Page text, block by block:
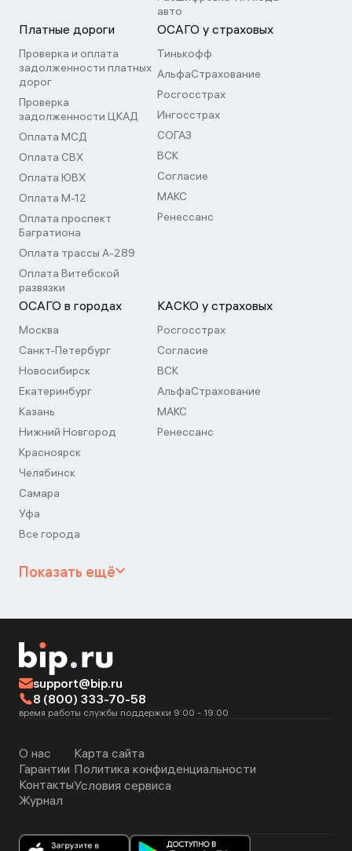
авто
Платные дороги
Проверка и оплата
задолженности платных
дорог
Проверка
задолженности ЦКАД
Оплата МСД
Оплата СВХ
Оплата ЮВХ
Оплата М-12
Оплата проспект
Багратиона
Оплата трассы А-289
Оплата Витебской
развязки
ОСАГО у страховых
Тинькофф
АльфаСтрахование
Росгосстрах
Ингосстрах
СОГАЗ
ВСК
Согласие
МАКС
Ренессанс
ОСАГО в городах
Москва
Санкт-Петербург
Новосибирск
Екатеринбург
Казань
Нижний Новгород
Красноярск
Челябинск
Самара
Уфа
Все города
КАСКО у страховых
Росгосстрах
Согласие
ВСК
АльфаСтрахование
МАКС
Ренессанс
Показать ещё
support@bip.ru
8 (800) 333-70-58
время работы службы поддержки 9:00 - 19:00
О нас
Гарантии
Контакты
Журнал
Карта сайта
Политика конфиденциальности
Условия сервиса